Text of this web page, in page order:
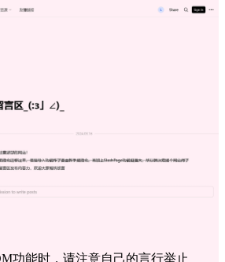
功能时，请注意自己的言行举止